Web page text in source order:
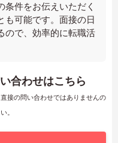
条件をお伝えいただく
も可能です。面接の日
ので、効率的に転職活
合わせはこちら
接の問い合わせではありませんの
。